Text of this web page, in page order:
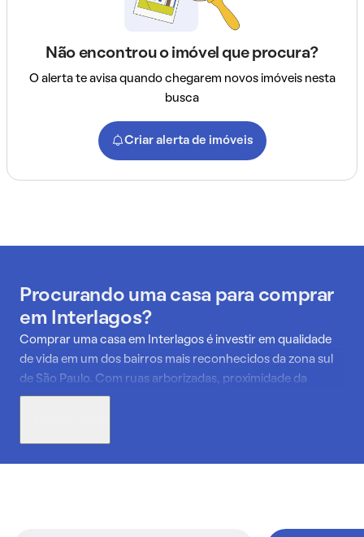
Não encontrou o imóvel que procura?
O alerta te avisa quando chegarem novos imóveis nesta
busca
Criar alerta de imóveis
Procurando uma casa para comprar
em Interlagos?
Comprar uma casa em Interlagos é investir em qualidade
de vida em um dos bairros mais reconhecidos da zona sul
de São Paulo. Com ruas arborizadas, proximidade da
Represa de Guarapiranga e fácil acesso a serviços